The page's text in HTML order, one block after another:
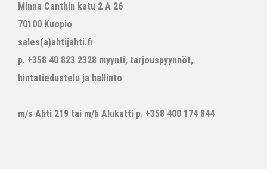
Minna Canthin katu 2 A 26
70100 Kuopio
sales(a)ahtijahti.fi
p. +358 40 823 2328 myynti, tarjouspyynnöt,
hintatiedustelu ja hallinto
m/s Ahti 219 tai m/b Alukatti p. +358 400 174 844